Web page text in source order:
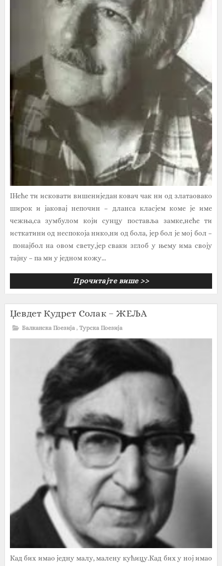
IНеће ти исковати вишениједан ковач чак ни од златаовако
широк и јаковај непочин – дланса класјем коме је име
чежња,са зумбулом који сунцу поставља замке,неће ти
исткатини од неспокоја нико,ни од бола, јер бол је мој бол –
понајбол на овом свету,јер сваки зглоб у њему има своју
тајну – па ми у једном кожу...
Прочитајте више >>
Џевдет Кудрет Солак – ЖЕЉА
Балканска Поезија , Турска Поезија
Кад бих имао једну малу, малену кућицу.Кад бих у ној имао